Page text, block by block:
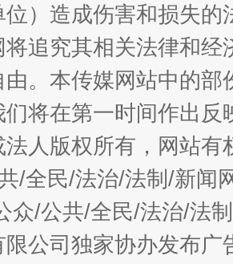
库”的免责幌子
）造成伤害和损失
将追究其相关法律和
由。本传媒网站中的
们将在第一时间作出
法人版权所有，网站
/全民/法治/法制/新闻
众/公共/全民/法治/法
限公司独家协办发布